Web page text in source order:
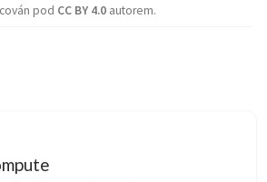
pod CC BY 4.0 autorem.